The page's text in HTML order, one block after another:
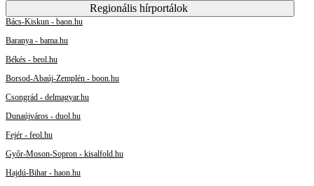
Regionális hírportálok
Bács-Kiskun - baon.hu
Baranya - bama.hu
Békés - beol.hu
Borsod-Abaúj-Zemplén - boon.hu
Csongrád - delmagyar.hu
Dunaújváros - duol.hu
Fejér - feol.hu
Győr-Moson-Sopron - kisalfold.hu
Hajdú-Bihar - haon.hu